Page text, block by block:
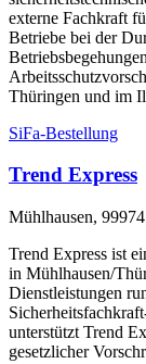
externe Fachkraft
Betriebe bei der
Thüringen und im
SiFa-Bestellung
Trend Express
Mühlhausen, 99974
Trend Express ist
in Mühlhausen/
Dienstleistungen
unterstützt Trend
gesetzlicher